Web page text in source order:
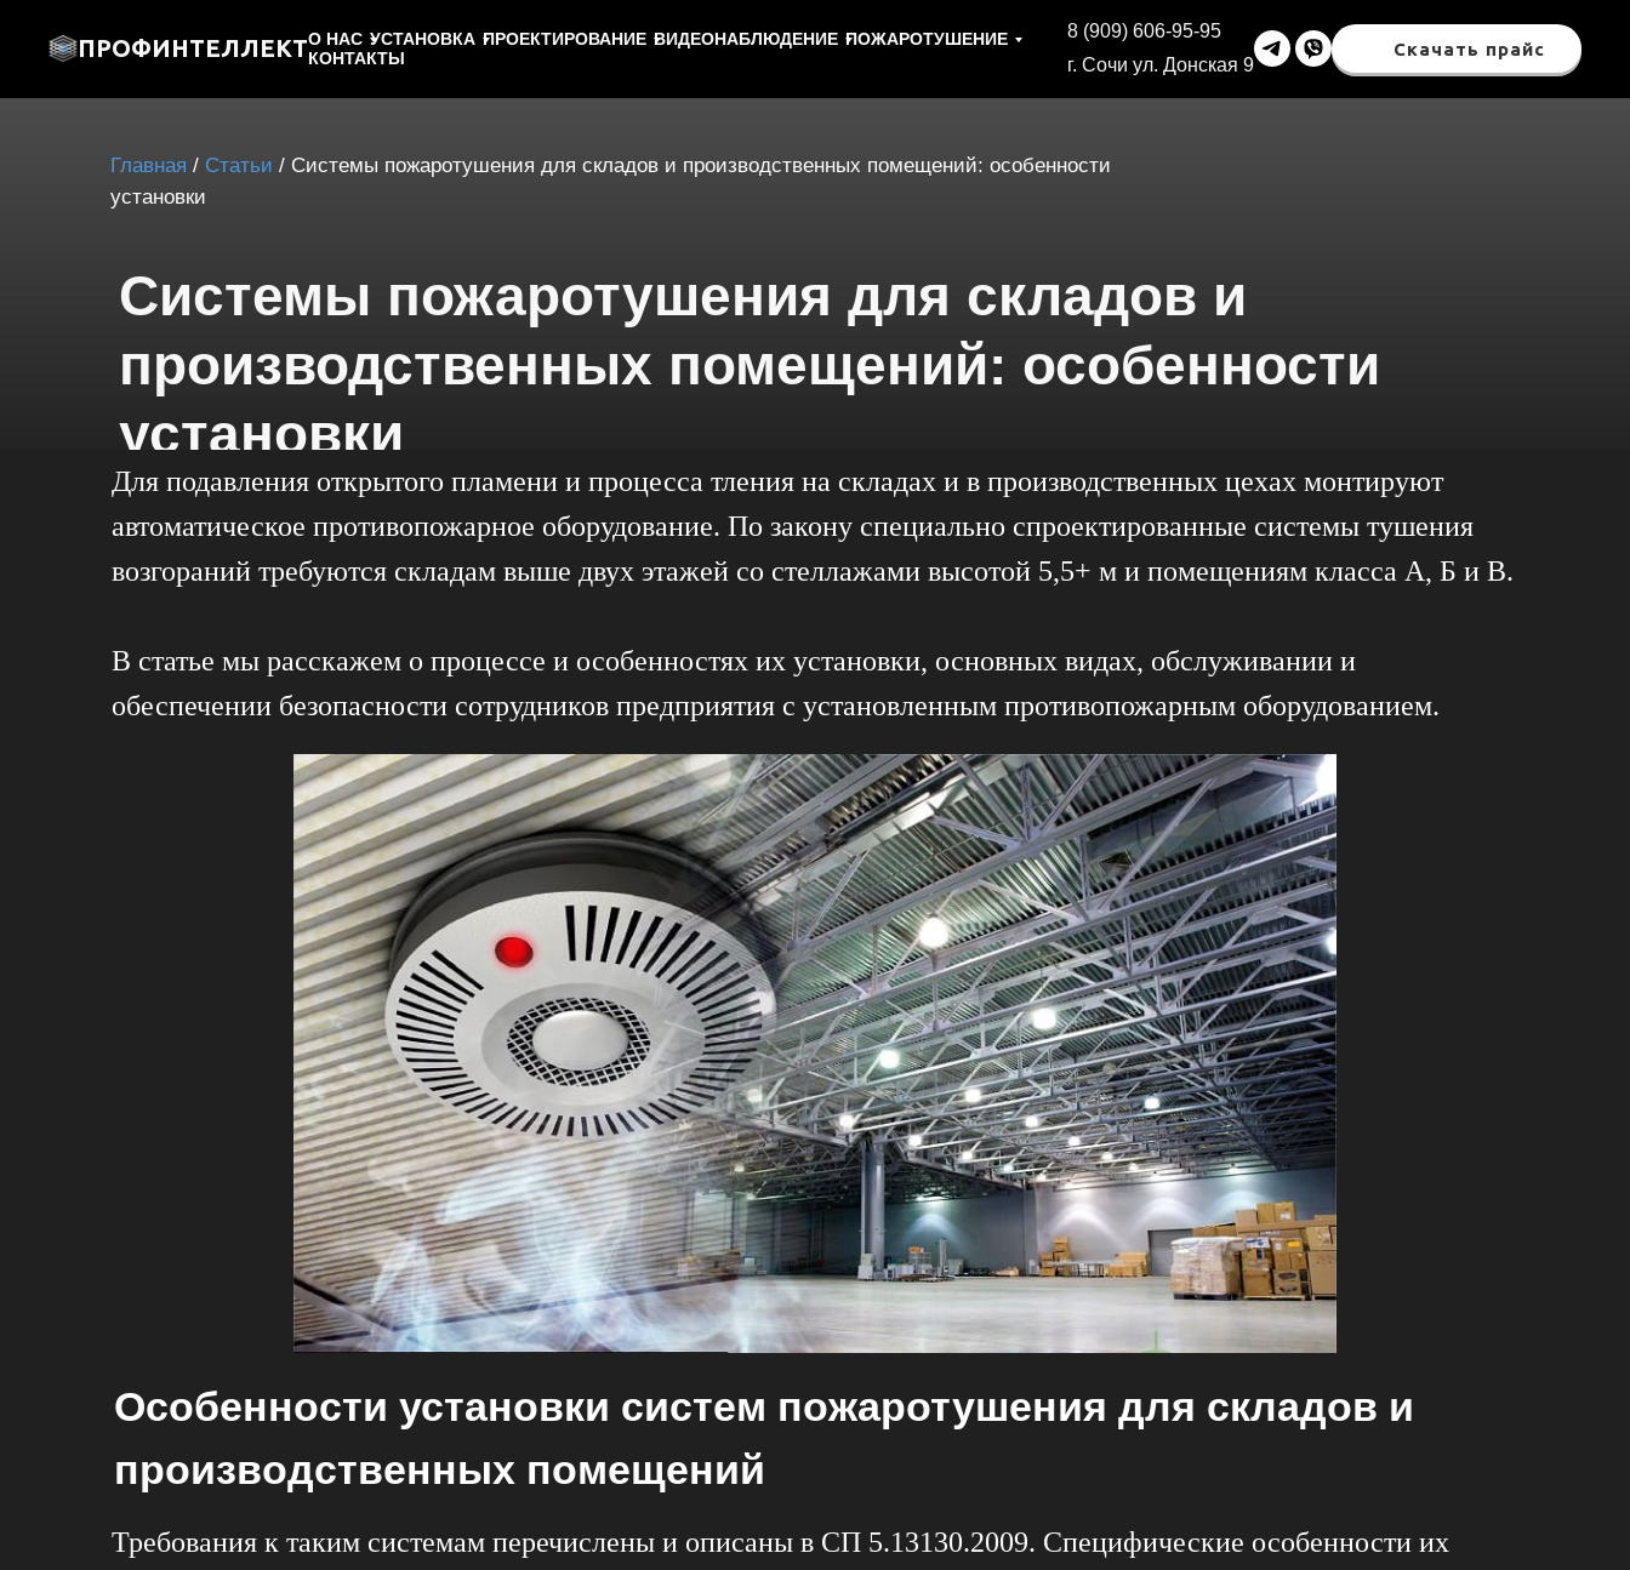
ПРОФИНТЕЛЛЕКТО НАС УСТАНОВКА ПРОЕКТИРОВАНИЕ ВИДЕОНАБЛЮДЕНИЕ ПОЖАРОТУШЕНИЕ
КОНТАКТЫ
8 (909) 606-95-95
г. Сочи ул. Донская 9
Скачать прайс
Системы пожаротушения для складов и
производственных помещений: особенности
установки
Главная / Статьи / Системы пожаротушения для складов и производственных помещений: особенности
установки
Для подавления открытого пламени и процесса тления на складах и в производственных цехах монтируют
автоматическое противопожарное оборудование. По закону специально спроектированные системы тушения
возгораний требуются складам выше двух этажей со стеллажами высотой 5,5+ м и помещениям класса А, Б и В.
В статье мы расскажем о процессе и особенностях их установки, основных видах, обслуживании и
обеспечении безопасности сотрудников предприятия с установленным противопожарным оборудованием.
Особенности установки систем пожаротушения для складов и
производственных помещений
Требования к таким системам перечислены и описаны в СП 5.13130.2009. Специфические особенности их